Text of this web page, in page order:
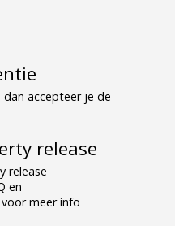
accepteer je de
release
release
en
meer info